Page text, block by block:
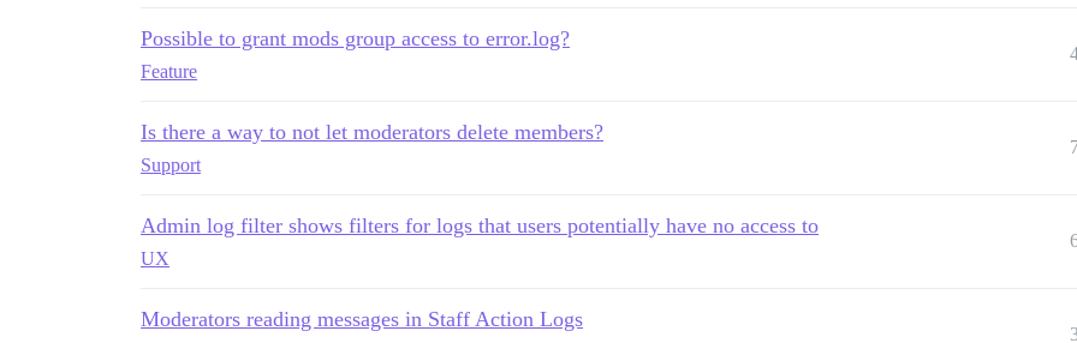
Possible to grant mods group access to error.log?
Feature
Is there a way to not let moderators delete members?
Support
Admin log filter shows filters for logs that users potentially have no access to
UX
Moderators reading messages in Staff Action Logs